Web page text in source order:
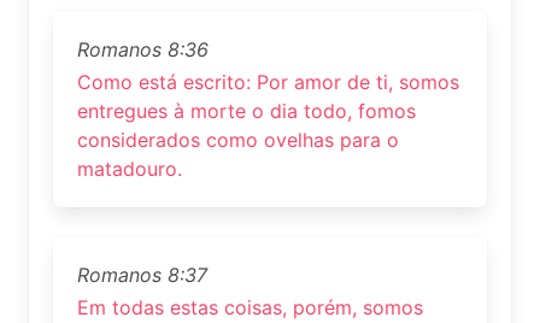
Romanos 8:36
Como está escrito: Por amor de ti, somos
entregues à morte o dia todo, fomos
considerados como ovelhas para o
matadouro.
Romanos 8:37
Em todas estas coisas, porém, somos